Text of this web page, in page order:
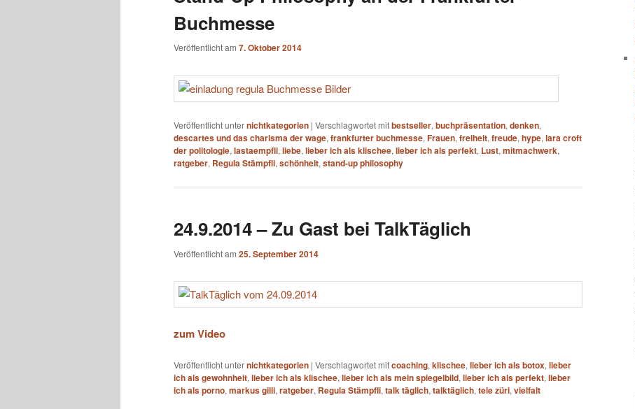
Buchmesse
Veröffentlicht am 7. Oktober 2014
Veröffentlicht unternichtkategorien | Verschlagwortet mitbestseller, buchpräsentation, denken,
descartes und das charisma der wage, frankfurter buchmesse, Frauen, freiheit, freude, hype, lara croft
der politologie, lastaempfli, liebe, lieber ich als klischee, lieber ich als perfekt, Lust, mitmachwerk,
ratgeber, Regula Stämpfli, schönheit, stand-up philosophy
24.9.2014 – Zu Gast bei TalkTäglich
Veröffentlicht am 25. September 2014
zum Video
Veröffentlicht unternichtkategorien | Verschlagwortet mitcoaching, klischee, lieber ich als botox, lieber
ich als gewohnheit, lieber ich als klischee, lieber ich als mein spiegelbild, lieber ich als perfekt, lieber
ich als porno, markus gilli, ratgeber, Regula Stämpfli, talk täglich, talktäglich, tele züri, vielfalt